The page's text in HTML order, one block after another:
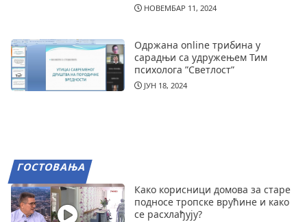
НОВЕМБАР 11, 2024
Одржана online трибина у
сарадњи са удружењем Тим
психолога ”Светлост”
ЈУН 18, 2024
ГОСТОВАЊА
Како корисници домова за старе
подносе тропске врућине и како
се расхлађују?